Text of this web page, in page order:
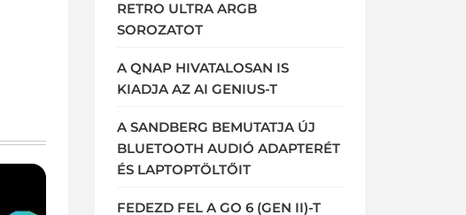
RETRO ULTRA ARGB
SOROZATOT
A QNAP HIVATALOSAN IS
KIADJA AZ AI GENIUS-T
A SANDBERG BEMUTATJA ÚJ
BLUETOOTH AUDIÓ ADAPTERÉT
ÉS LAPTOPTÖLTŐIT
FEDEZD FEL A GO 6 (GEN II)-T